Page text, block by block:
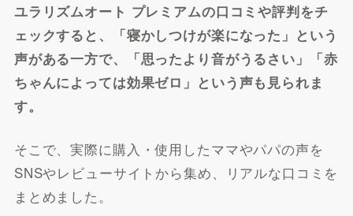
ユラリズムオート プレミアムの口コミや評判をチ
ェックすると、「寝かしつけが楽になった」という
声がある一方で、「思ったより音がうるさい」「赤
ちゃんによっては効果ゼロ」という声も見られま
す。
そこで、実際に購入・使用したママやパパの声を
SNSやレビューサイトから集め、リアルな口コミを
まとめました。